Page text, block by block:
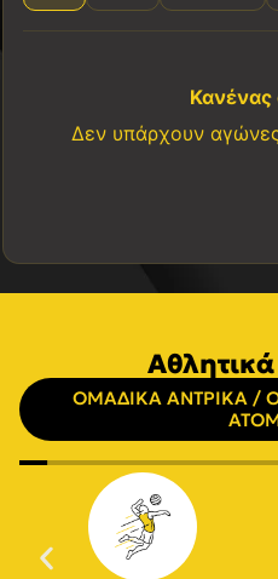
Δεν υπάρχουν
ΟΜΑΔΙΚΑ ΑΝΤΡΙΚΑ /